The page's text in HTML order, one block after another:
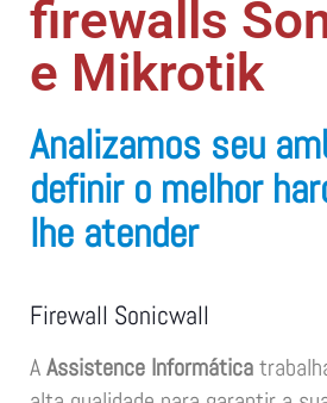
firewalls
e Mikrotik
Analizamos seu
definir o melhor
lhe atender
Firewall Sonicwall
AAssistence Informática